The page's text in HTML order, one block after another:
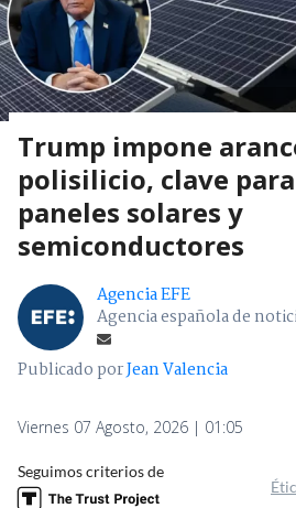
Trump impone
polisilicio, clave
paneles solares y
semiconductores
Agencia EFE
Agencia española de
Publicado porJean Valencia
Viernes 07 Agosto, 2026 | 01:05
Seguimos criterios de